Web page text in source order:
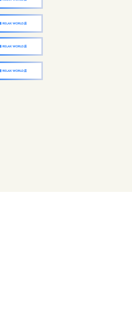
RELAX WORLD店
RELAX WORLD店
RELAX WORLD店